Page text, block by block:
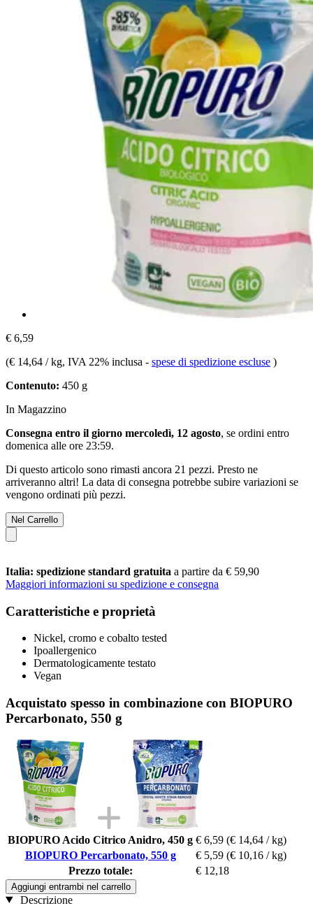
€ 6,59
(€ 14,64 / kg, IVA 22% inclusa - spese di spedizione escluse )
Contenuto: 450 g
In Magazzino
Consegna entro il giorno mercoledì, 12 agosto, se ordini entro
domenica alle ore 23:59.
Di questo articolo sono rimasti ancora 21 pezzi. Presto ne
arriveranno altri! La data di consegna potrebbe subire variazioni se
vengono ordinati più pezzi.
Nel Carrello
Italia: spedizione standard gratuita a partire da € 59,90
Maggiori informazioni su spedizione e consegna
Caratteristiche e proprietà
Nickel, cromo e cobalto tested
Ipoallergenico
Dermatologicamente testato
Vegan
Acquistato spesso in combinazione con BIOPURO
Percarbonato, 550 g
BIOPURO Acido Citrico Anidro, 450 g € 6,59 (€ 14,64 / kg)
BIOPURO Percarbonato, 550 g
€ 5,59 (€ 10,16 / kg)
Prezzo totale:
€ 12,18
Aggiungi entrambi nel carrello
Descrizione